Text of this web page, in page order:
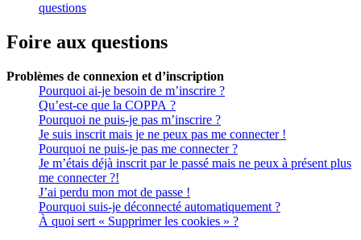
questions
Foire aux questions
Problèmes de connexion et d’inscription
Pourquoi ai-je besoin de m’inscrire ?
Qu’est-ce que la COPPA ?
Pourquoi ne puis-je pas m’inscrire ?
Je suis inscrit mais je ne peux pas me connecter !
Pourquoi ne puis-je pas me connecter ?
Je m’étais déjà inscrit par le passé mais ne peux à présent plus
me connecter ?!
J’ai perdu mon mot de passe !
Pourquoi suis-je déconnecté automatiquement ?
À quoi sert « Supprimer les cookies » ?